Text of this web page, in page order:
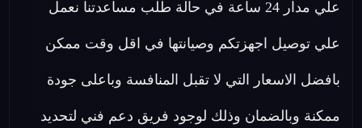
علي مدار 24 ساعة في حالة طلب مساعدتنا نعمل
علي توصيل اجهزتكم وصيانتها في اقل وقت ممكن
بافضل الاسعار التي لا تقبل المنافسة وباعلى جودة
ممكنة وبالضمان وذلك لوجود فريق دعم فني لتحديد